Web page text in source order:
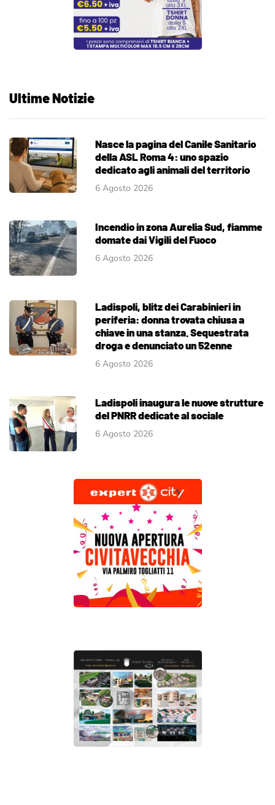
Ultime Notizie
Nasce la pagina del Canile Sanitario
della ASL Roma 4: uno spazio
dedicato agli animali del territorio
6 Agosto 2026
Incendio in zona Aurelia Sud, fiamme
domate dai Vigili del Fuoco
6 Agosto 2026
Ladispoli, blitz dei Carabinieri in
periferia: donna trovata chiusa a
chiave in una stanza. Sequestrata
droga e denunciato un 52enne
6 Agosto 2026
Ladispoli inaugura le nuove strutture
del PNRR dedicate al sociale
6 Agosto 2026